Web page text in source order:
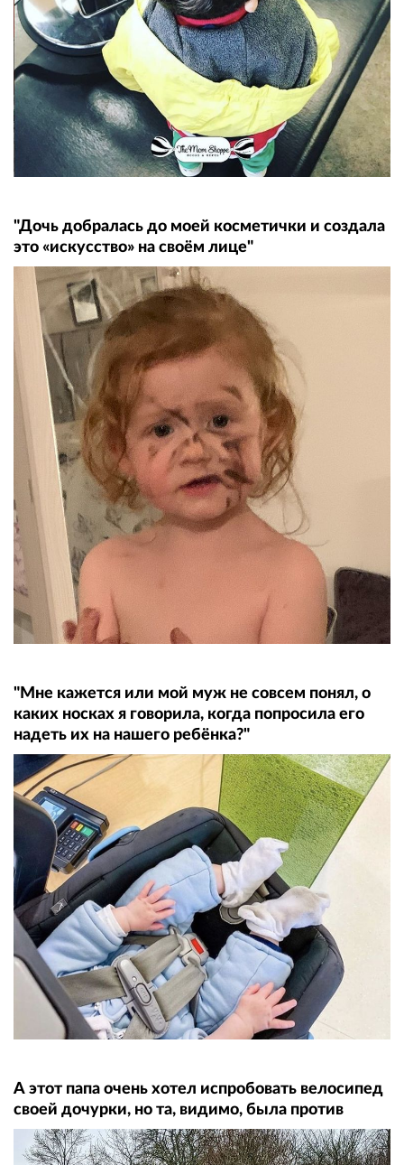
"Дочь добралась до моей косметички и создала
это «искусство» на своём лице"
"Мне кажется или мой муж не совсем понял, о
каких носках я говорила, когда попросила его
надеть их на нашего ребёнка?"
А этот папа очень хотел испробовать велосипед
своей дочурки, но та, видимо, была против